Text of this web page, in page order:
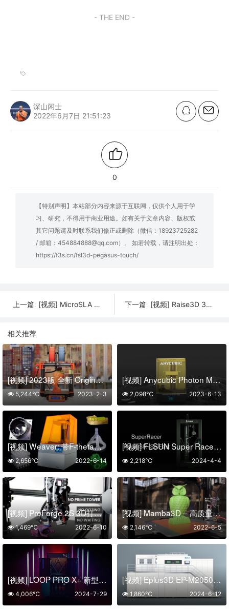
- THE END -
深山闲士
2022年6月7日 21:51:23
0
【特别声明】本站部分内容来源于互联网，仅供个人用于学
习、研究，不得用于商业用途。如有关于文章内容、版权或
其它问题请及时联系我们修正或删除（微信：18923725282
/ 邮箱：454884888@qq.com）。 如若转载，请注明出处：
https://f3s.cn/fsl3d-pegasus-touch/
上一篇: [视频] MicroSLA Bean 3D打印机: 终极消费者LCD光固化 3D打印机 下一篇: [视频] Raise3D 3D打印机 – 提高 3D 打印的标准
相关推荐
[视频] 2023版 全新 Original Prusa i3 MK3S+ 3D打印机
2023-2-3
5,244℃
[视频] Anycubic Photon M3 Max 13.6寸7K LCD光固化3D打印机
2023-6-13
2,098℃
[视频] Weaver: 带F-theta镜头的专业SLA激光3D打印机
2022-6-14
2,656℃
[视频] FLSUN Super Racer(SR) 3D打印机：如此之快
2024-4-4
2,218℃
[视频] ProForge 2S 3D打印机: 双切换挤出机
2022-6-10
1,469℃
[视频] Mamba3D – 高质量的开源3D打印机
2022-6-5
2,146℃
[视频] LOOP PRO X+ 新型3D打印机：最大限度地提高您的生产效率
2024-7-29
4,006℃
[视频] Eplus3D EP-M2050：36激光大尺寸金属增材制造系统
2024-6-12
1,860℃